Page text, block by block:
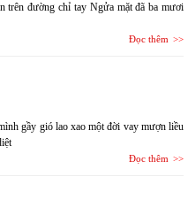
trên đường chỉ tay Ngửa mặt đã ba mươi
Đọc thêm
gầy gió lao xao một đời vay mượn liều
Đọc thêm